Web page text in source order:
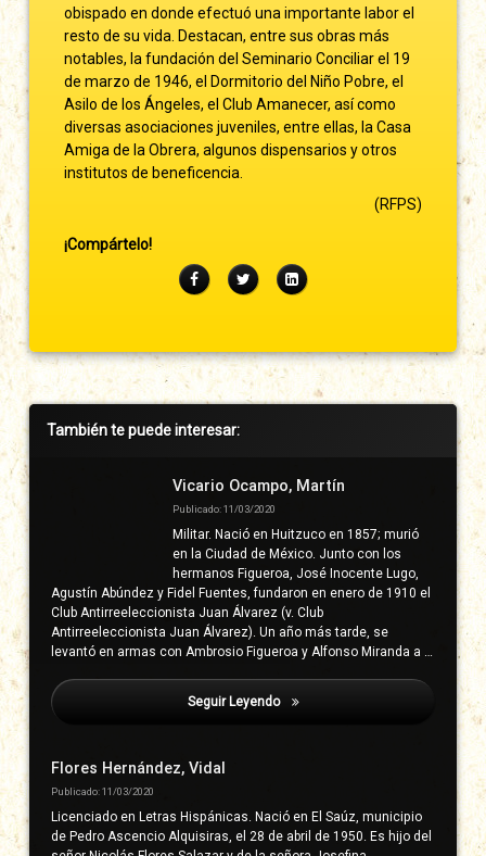
obispado en donde efectuó una importante labor el
resto de su vida. Destacan, entre sus obras más
notables, la fundación del Seminario Conciliar el 19
de marzo de 1946, el Dormitorio del Niño Pobre, el
Asilo de los Ángeles, el Club Amanecer, así como
diversas asociaciones juveniles, entre ellas, la Casa
Amiga de la Obrera, algunos dispensarios y otros
institutos de beneficencia.
(RFPS)
¡Compártelo!
FacebookTwitterLinkedIn
Barra
También te puede interesar:
Vicario Ocampo, Martín
Publicado: 11/03/2020
Militar. Nació en Huitzuco en 1857; murió
en la Ciudad de México. Junto con los
hermanos Figueroa, José Inocente Lugo,
Agustín Abúndez y Fidel Fuentes, fundaron en enero de 1910 el
Club Antirreeleccionista Juan Álvarez (v. Club
Antirreeleccionista Juan Álvarez). Un año más tarde, se
levantó en armas con Ambrosio Figueroa y Alfonso Miranda a …
Seguir Leyendo Armora Y González, Serafín María
Flores Hernández, Vidal
Publicado: 11/03/2020
Licenciado en Letras Hispánicas. Nació en El Saúz, municipio
de Pedro Ascencio Alquisiras, el 28 de abril de 1950. Es hijo del